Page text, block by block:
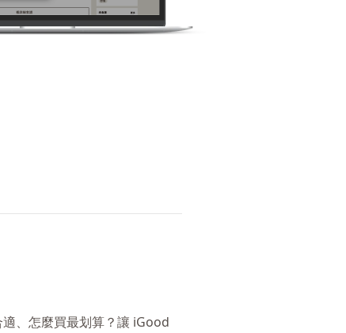
、怎麼買最划算？讓 iGood